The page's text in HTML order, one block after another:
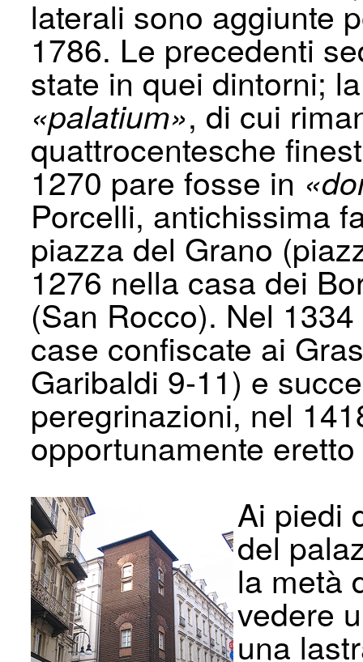
laterali sono aggiunte
1786. Le precedenti
state in quei dintorni;
«palatium», di cui
quattrocentesche
1270 pare fosse in
Porcelli, antichissima
piazza del Grano
1276 nella casa dei
(San Rocco). Nel
case confiscate ai
Garibaldi 9-11) e
peregrinazioni, nel
opportunamente
Ai piedi
del
la metà
vedere
una